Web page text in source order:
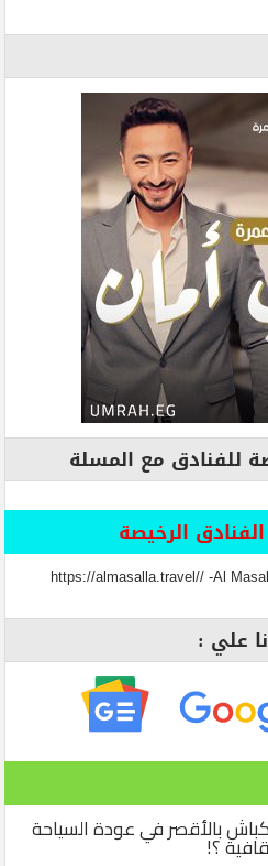
للفنادق مع المسلة
الرخيصة
https://almasalla.travel// -Al
علي :
بالأقصر في عودة السياحة
؟!